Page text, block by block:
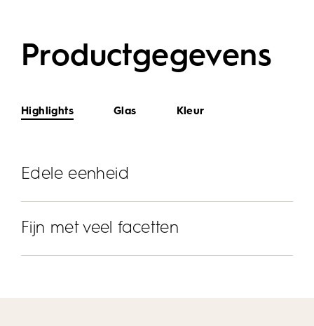
Productgegevens
Highlights Glas Kleur
Edele eenheid
Fijn met veel facetten